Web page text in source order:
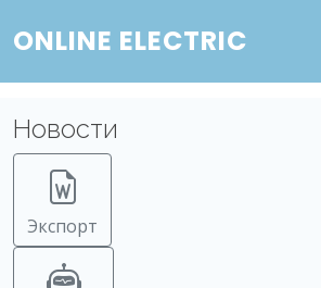
ONLINE ELECTRIC
Новости
Экспорт